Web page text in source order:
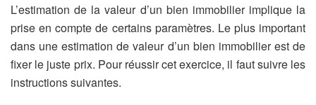
L’estimation de la valeur d’un bien immobilier implique la
prise en compte de certains paramètres. Le plus important
dans une estimation de valeur d’un bien immobilier est de
fixer le juste prix. Pour réussir cet exercice, il faut suivre les
instructions suivantes.